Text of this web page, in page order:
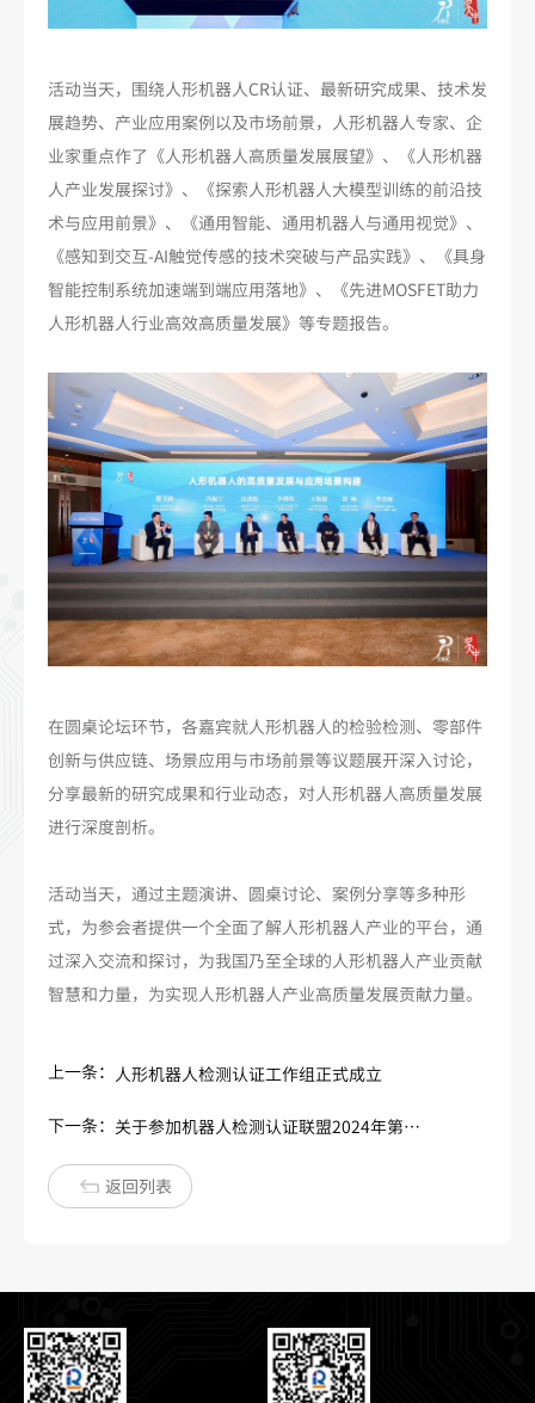
活动当天，围绕人形机器人CR认证、最新研究成果、技术发
展趋势、产业应用案例以及市场前景，人形机器人专家、企
业家重点作了《人形机器人高质量发展展望》、《人形机器
人产业发展探讨》、《探索人形机器人大模型训练的前沿技
术与应用前景》、《通用智能、通用机器人与通用视觉》、
《感知到交互-AI触觉传感的技术突破与产品实践》、《具身
智能控制系统加速端到端应用落地》、《先进MOSFET助力
人形机器人行业高效高质量发展》等专题报告。
在圆桌论坛环节，各嘉宾就人形机器人的检验检测、零部件
创新与供应链、场景应用与市场前景等议题展开深入讨论，
分享最新的研究成果和行业动态，对人形机器人高质量发展
进行深度剖析。
活动当天，通过主题演讲、圆桌讨论、案例分享等多种形
式，为参会者提供一个全面了解人形机器人产业的平台，通
过深入交流和探讨，为我国乃至全球的人形机器人产业贡献
智慧和力量，为实现人形机器人产业高质量发展贡献力量。
上一条： 人形机器人检测认证工作组正式成立
下一条： 关于参加机器人检测认证联盟2024年第二次会议暨人形机器人检测认证工作组成立大会活动的通知
返回列表